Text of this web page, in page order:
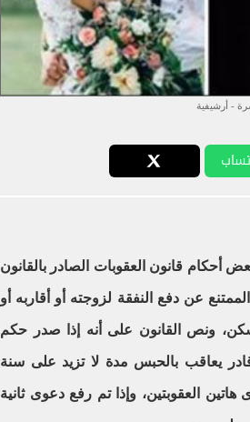
- أرشيفية
6 لسنة 2020 بتعديل بعض أحكام قانون العقوبات الصادر بالقانون
الزوج الممتنع عن دفع النفقة لزوجته أو أقاربه أو
ونص القانون على أنه إذا صدر حكم
يعاقب بالحبس مدة لا تزيد على سنة
العقوبتين، وإذا تم رفع دعوى ثانية